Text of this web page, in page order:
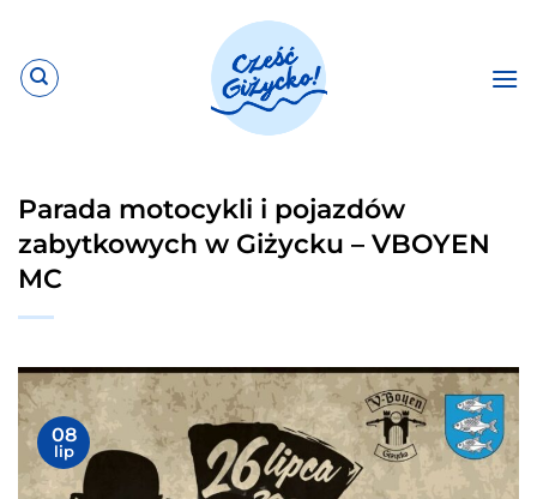
zawartości
Parada motocykli i pojazdów
zabytkowych w Giżycku – VBOYEN
MC
08
lip